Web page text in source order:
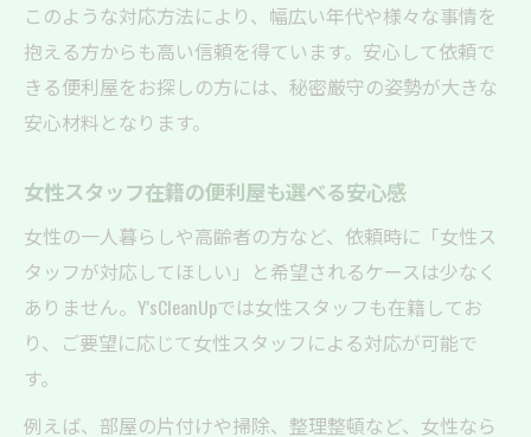
このような対応方法により、幅広い年代や様々な事情を
抱える方からも高い信頼を得ています。安心して依頼で
きる便利屋をお探しの方には、秘密厳守の姿勢が大きな
安心材料となります。
女性スタッフ在籍の便利屋も選べる安心感
女性の一人暮らしや高齢者の方など、依頼時に「女性ス
タッフが対応してほしい」と希望されるケースは少なく
ありません。Y'sCleanUpでは女性スタッフも在籍してお
り、ご要望に応じて女性スタッフによる対応が可能で
す。
例えば、部屋の片付けや掃除、整理整頓など、女性なら